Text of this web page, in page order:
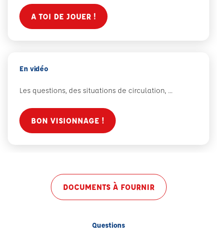
A TOI DE JOUER !
En vidéo
Les questions, des situations de circulation, ...
BON VISIONNAGE !
DOCUMENTS À FOURNIR
Questions